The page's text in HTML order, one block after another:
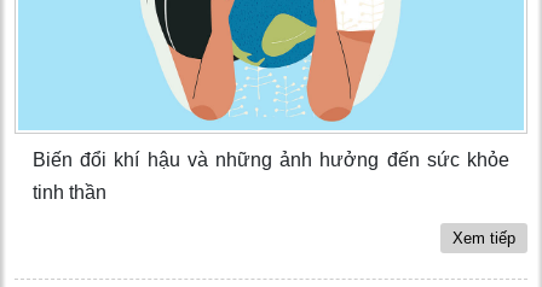
Biến đổi khí hậu và những ảnh hưởng đến sức khỏe
tinh thần
Xem tiếp